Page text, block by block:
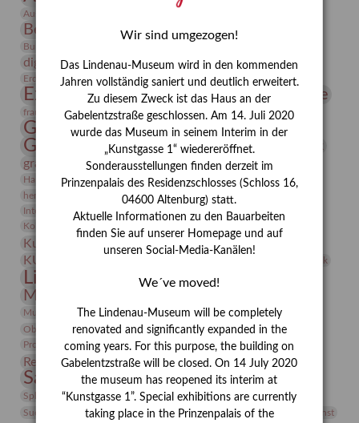
Ausstellung „Vier Winde“
Bernhard August von Lindenau
Burg Posterstein
digitallabor Entartete Kunst
Enteignung
Erdmann Julius Dietrich
Erlebnisportal estrusker Exlibris
Expressionismus Festrede Florenz Fotografie
frauen Frauen in der Antike und heute
Gerhard-Altenbourg-Preis
Gerhard Altenbourg
Gerhard Kurt Müller
grafische sammlung griechische Mythologie
Hanns-Conon von der Gabelentz Heinrich Kirchhoff Heldinnen
herman de vries Humboldt
Insekten
Integriertes Schädlingsmanagement
Jahresempfang
Kolosseum
Kunst
Kunstmuseum Kunstvermittlung Kunst von Kühl
KUNSTWAND Künstler Lehmbruck
Lindenau-Museum Marstall
Museumsgeschichte
Museumspädagogik Mäzen Napoleon Natur
Neue Remise
Objekt im Fokus
Paul Klee Peter Schnürpel Phelloplastik
Pohlhof
Provenienz
Provenienzforschung
Restaurierung Restitution Rudi Lesser Ruth Wolf-Rehfeld
Sammlung Samstagszeichner Skulptur
Sonderausstellung
Sphinx
studio Studio Bildende Kunst
studioDIGITAL
Suermondt-Ludwig-Museum
Vermittlung Video
Videokunst
Wir sind umgezogen!
Das Lindenau-Museum wird in den kommenden
Jahren vollständig saniert und deutlich erweitert.
Zu diesem Zweck ist das Haus an der
Gabelentzstraße geschlossen. Am 14. Juli 2020
wurde das Museum in seinem Interim in der
„Kunstgasse 1“ wiedereröffnet.
Sonderausstellungen finden derzeit im
Prinzenpalais des Residenzschlosses (Schloss 16,
04600 Altenburg) statt.
Aktuelle Informationen zu den Bauarbeiten
finden Sie auf unserer Homepage und auf
unseren Social-Media-Kanälen!
We´ve moved!
The Lindenau-Museum will be completely
renovated and significantly expanded in the
coming years. For this purpose, the building on
Gabelentzstraße will be closed. On 14 July 2020
the museum has reopened its interim at
“Kunstgasse 1”. Special exhibitions are currently
taking place in the Prinzenpalais of the